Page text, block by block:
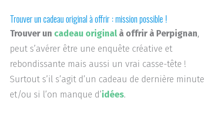
Trouver un cadeau original à offrir : mission possible !
Trouver un cadeau originalà offrir à Perpignan,
peut s’avérer être une enquête créative et
rebondissante mais aussi un vrai casse-tête !
Surtout s’il s’agit d’un cadeau de dernière minute
et/ou si l’on manque d’idées.